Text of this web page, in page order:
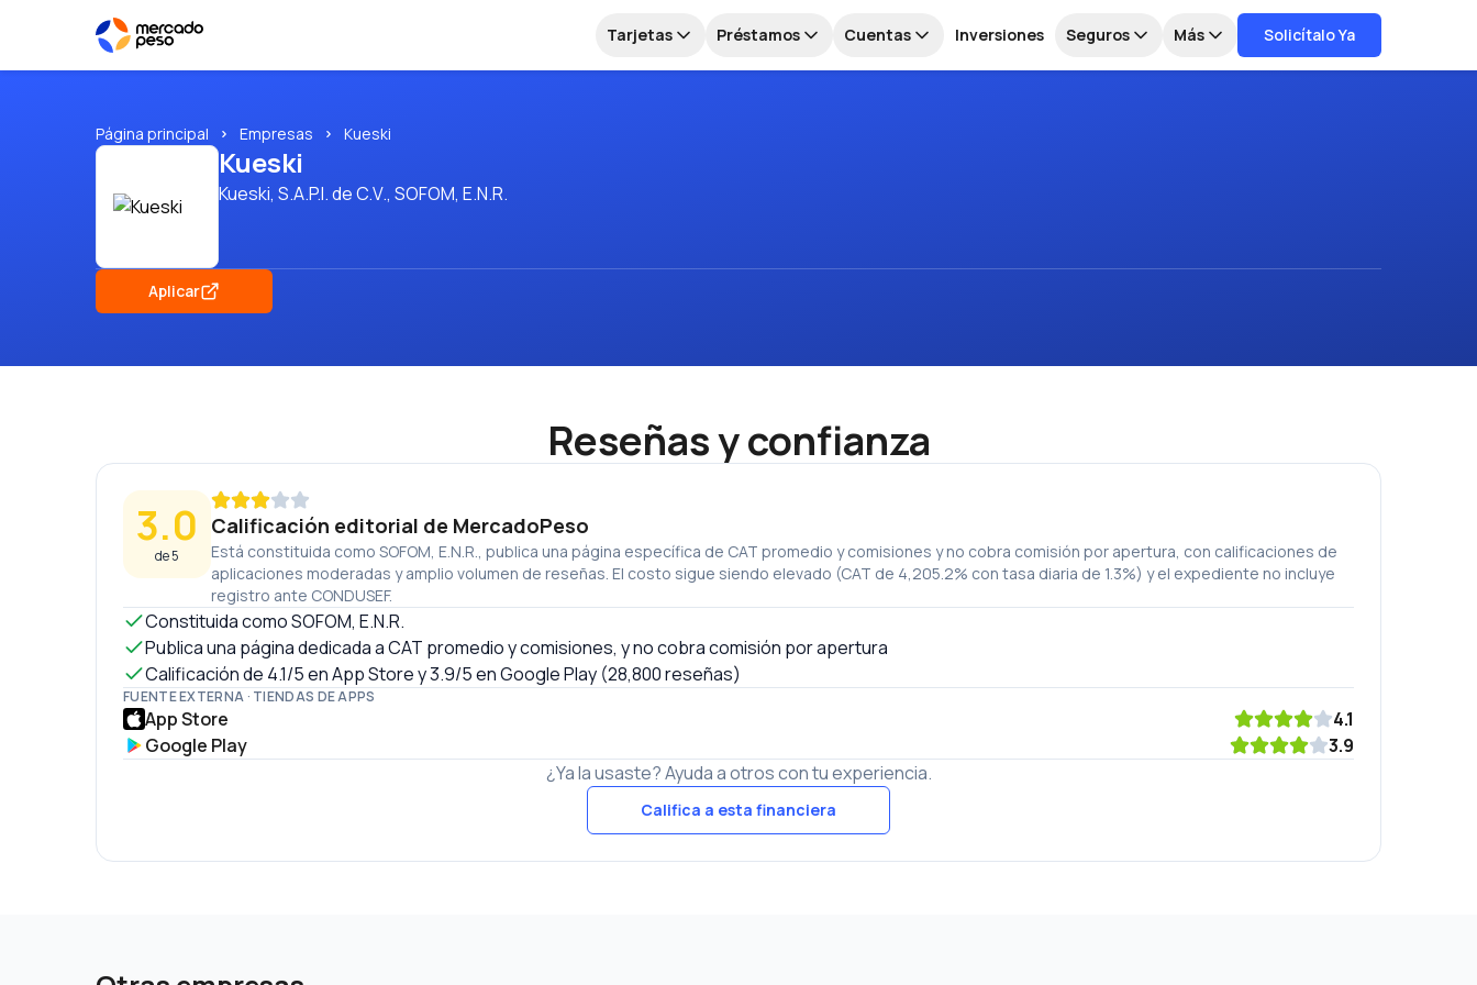
Tarjetas Préstamos Cuentas Inversiones Seguros Más Solicítalo Ya
Página principal Empresas Kueski
Kueski
Kueski, S.A.P.I. de C.V., SOFOM, E.N.R.
Aplicar
Reseñas y confianza
3.0
de 5
Calificación editorial de MercadoPeso
Está constituida como SOFOM, E.N.R., publica una página específica de CAT promedio y comisiones y no cobra comisión por apertura, con calificaciones de
aplicaciones moderadas y amplio volumen de reseñas. El costo sigue siendo elevado (CAT de 4,205.2% con tasa diaria de 1.3%) y el expediente no incluye
registro ante CONDUSEF.
Constituida como SOFOM, E.N.R.
Publica una página dedicada a CAT promedio y comisiones, y no cobra comisión por apertura
Calificación de 4.1/5 en App Store y 3.9/5 en Google Play (28,800 reseñas)
FUENTE EXTERNA · TIENDAS DE APPS
App Store
4.1
Google Play
3.9
¿Ya la usaste? Ayuda a otros con tu experiencia.
Califica a esta financiera